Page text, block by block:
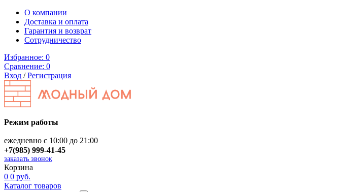
О компании
Доставка и оплата
Гарантия и возврат
Сотрудничество
Избранное: 0
Сравнение: 0
Вход /Регистрация
Режим работы
ежедневно с 10:00 до 21:00
+7(985) 999-41-45
заказать звонок
Корзина
0 0 руб.
Каталог товаров